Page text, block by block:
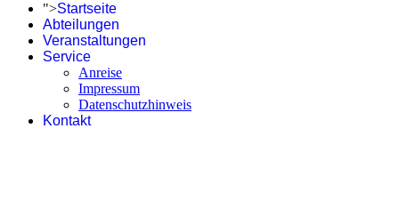
">Startseite
Abteilungen
Veranstaltungen
Service
Anreise
Impressum
Datenschutzhinweis
Kontakt